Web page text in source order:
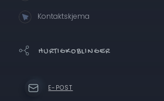
Kontaktskjema
HURTIGKOBLINGER
E-POST